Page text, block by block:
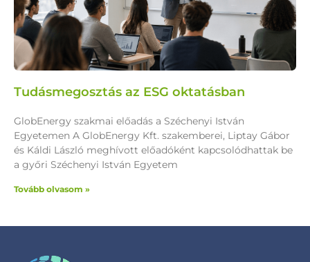
Tudásmegosztás az ESG oktatásban
GlobEnergy szakmai előadás a Széchenyi István
Egyetemen A GlobEnergy Kft. szakemberei, Liptay Gábor
és Káldi László meghívott előadóként kapcsolódhattak be
a győri Széchenyi István Egyetem
Tovább olvasom »